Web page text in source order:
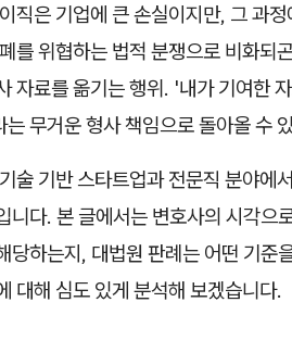
직은 기업에 큰 손실이지만, 그 과
를 위협하는 법적 분쟁으로 비화
자료를 옮기는 행위. '내가 기여한
는 무거운 형사 책임으로 돌아올 수
술 기반 스타트업과 전문직 분야에
니다. 본 글에서는 변호사의 시각으
당하는지, 대법원 판례는 어떤 기준
대해 심도 있게 분석해 보겠습니다.